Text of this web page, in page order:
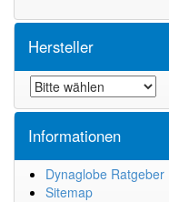
Hersteller
Informationen
Dynaglobe Ratgeber
Sitemap